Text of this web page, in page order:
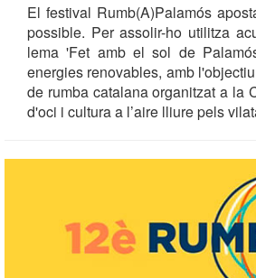
El festival Rumb(A)Palamós
possible. Per assolir-ho utilitza
lema 'Fet amb el sol de
energies renovables, amb
de rumba catalana organitzat a la
d'oci i cultura a l’aire lliure pels